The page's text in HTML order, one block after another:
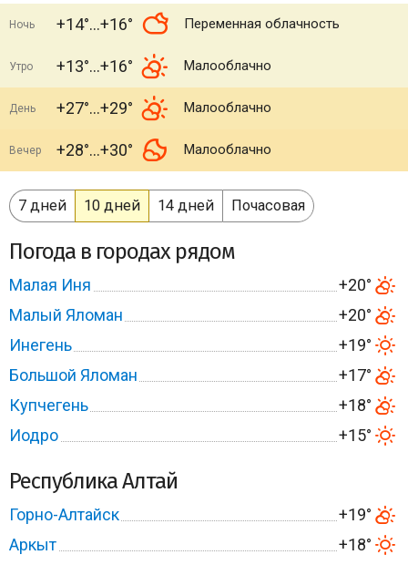
Ночь +14° +16° Переменная облачность
Утро +13° +16° Малооблачно
День +27° +29° Малооблачно
Вечер +28° +30° Малооблачно
7 дней 10 дней 14 дней Почасовая
Погода в городах рядом
Малая Иня
+20°
Малый Яломан
+20°
Инегень
+19°
Большой Яломан
+17°
Купчегень
+18°
Иодро
+15°
Республика Алтай
Горно-Алтайск
+19°
Аркыт
+18°